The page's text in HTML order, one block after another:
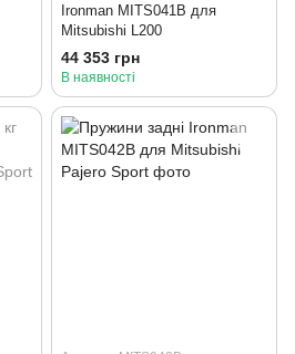
Ironman MITS041B для
Mitsubishi L200
44 353 грн
В наявності